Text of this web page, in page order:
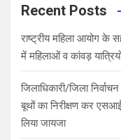
c
Recent Posts
राष्ट्रीय महिला आयोग के
में महिलाओं व कांवड़
जिलाधिकारी/जिला
बूथों का निरीक्षण कर
लिया जायजा